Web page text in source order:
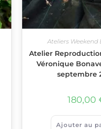
Ateliers Weekend
Atelier
Véronique
septembre
180,00
Ajouter au